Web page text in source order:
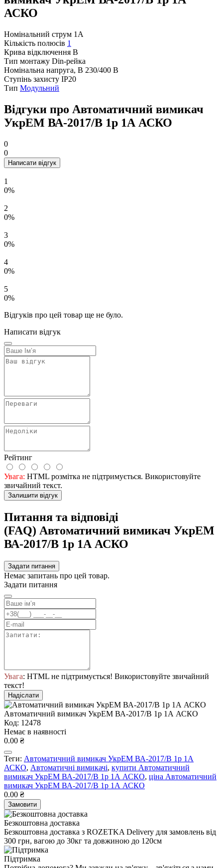
АСКО
Номінальний струм 1A
Кількість полюсів 1
Крива відключення B
Тип монтажу Din-рейка
Номінальна напруга, В 230/400 В
Ступінь захисту IP20
Тип Модульний
Відгуки про Автоматичний вимикач
УкрЕМ ВА-2017/B 1р 1А АСКО
0
0
Написати відгук
1
0%
2
0%
3
0%
4
0%
5
0%
Відгуків про цей товар ще не було.
Написати відгук
Рейтинг
Увага: HTML розмітка не підтримується. Використовуйте
звичайний текст.
Залишити відгук
Питання та відповіді
(FAQ) Автоматичний вимикач УкрЕМ
ВА-2017/B 1р 1А АСКО
Задати питання
Немає запитань про цей товар.
Задати питання
Увага: HTML не підтримується! Використовуйте звичайний
текст!
Надіслати
Автоматичний вимикач УкрЕМ ВА-2017/B 1р 1А АСКО
Код: 12478
Немає в наявності
0.00 ₴
Теги: Автоматичний вимикач УкрЕМ ВА-2017/B 1р 1А
АСКО, Автоматичні вимикачі, купити Автоматичний
вимикач УкрЕМ ВА-2017/B 1р 1А АСКО, ціна Автоматичний
вимикач УкрЕМ ВА-2017/B 1р 1А АСКО
0.00 ₴
Замовити
Безкоштовна доставка
Безкоштовна доставка з ROZETKA Delivery для замовлень від
300 грн, вагою до 30кг та довжиною до 120см
Підтримка